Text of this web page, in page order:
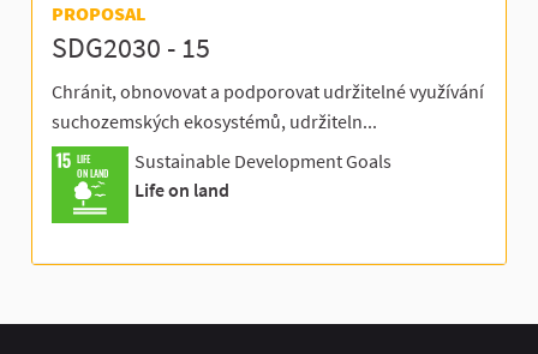
PROPOSAL
SDG2030 - 15
Chránit, obnovovat a podporovat udržitelné využívání
suchozemských ekosystémů, udržiteln...
LIFE
ON LAND
Sustainable Development Goals
Life on land